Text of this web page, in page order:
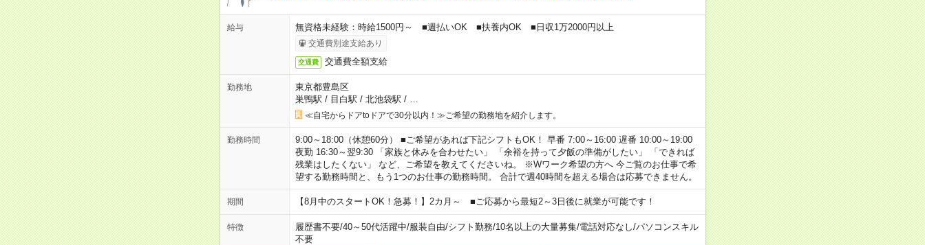
給与 無資格未経験：時給1500円～ ■週払いOK ■扶養内OK ■日収1万2000円以上
交通費別途支給あり
交通費 交通費全額支給
勤務地
東京都豊島区
巣鴨駅 / 目白駅 / 北池袋駅 / …
≪自宅からドアtoドアで30分以内！≫ご希望の勤務地を紹介します。
勤務時間
9:00～18:00（休憩60分） ■ご希望があれば下記シフトもOK！ 早番 7:00～16:00 遅番 10:00～19:00
夜勤 16:30～翌9:30 「家族と休みを合わせたい」 「余裕を持って夕飯の準備がしたい」 「できれば
残業はしたくない」 など、ご希望を教えてくださいね。 ※Wワーク希望の方へ 今ご覧のお仕事で希
望する勤務時間と、もう1つのお仕事の勤務時間。 合計で週40時間を超える場合は応募できません。
期間 【8月中のスタートOK！急募！】2カ月～ ■ご応募から最短2～3日後に就業が可能です！
特徴 履歴書不要/40～50代活躍中/服装自由/シフト勤務/10名以上の大量募集/電話対応なし/パソコンスキル
不要